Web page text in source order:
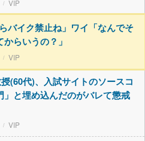
VIP
バイク禁止ね」ワイ「なんでそ
らいうの？」
VIP
授(60代)、入試サイトのソースコ
」と埋め込んだのがバレて懲戒
VIP